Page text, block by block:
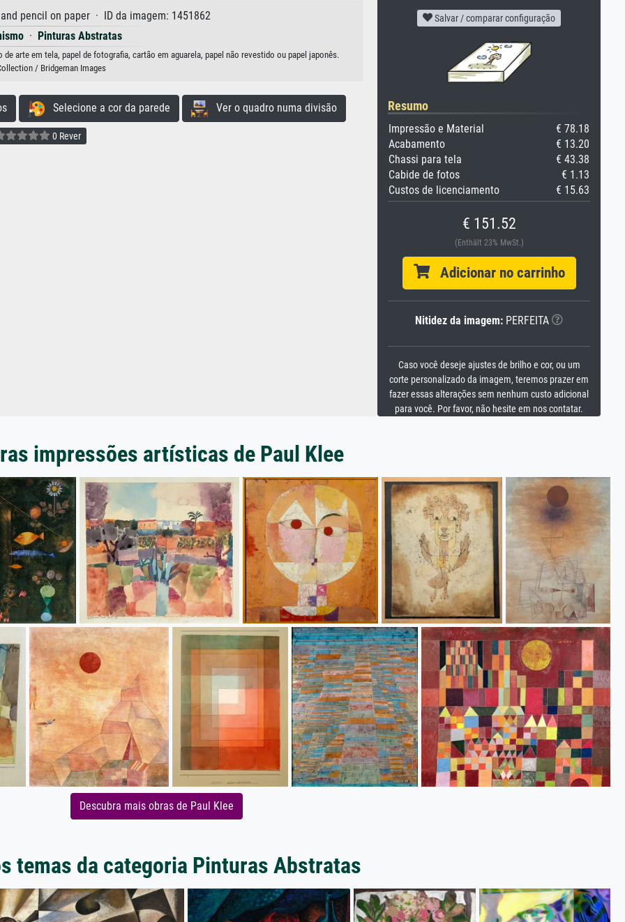
pencil on paper · ID da imagem: 1451862
· Pinturas Abstratas
arte em tela, papel de fotografia, cartão em aguarela, papel não revestido ou papel japonês.
/ Bridgeman Images
Selecione a cor da parede Ver o quadro numa divisão
0 Rever
Salvar / comparar configuração
Resumo
Impressão e Material
€ 78.18
Acabamento
€ 13.20
Chassi para tela
€ 43.38
Cabide de fotos
€ 1.13
Custos de licenciamento
€ 15.63
€ 151.52
(Enthält 23% MwSt.)
Adicionar no carrinho
Nitidez da imagem: PERFEITA
Caso você deseje ajustes de brilho e cor, ou um
corte personalizado da imagem, teremos prazer em
fazer essas alterações sem nenhum custo adicional
para você. Por favor, não hesite em nos contatar.
impressões artísticas de Paul Klee
Descubra mais obras de Paul Klee
temas da categoria Pinturas Abstratas